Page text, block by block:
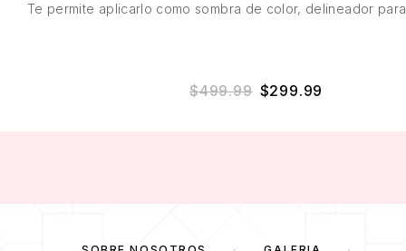
Te permite aplicarlo como sombra de color, delineador
$499.99 $299.99